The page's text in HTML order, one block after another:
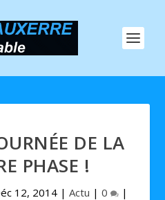
DE LA
PHASE !
12, 2014| Actu | 0 |